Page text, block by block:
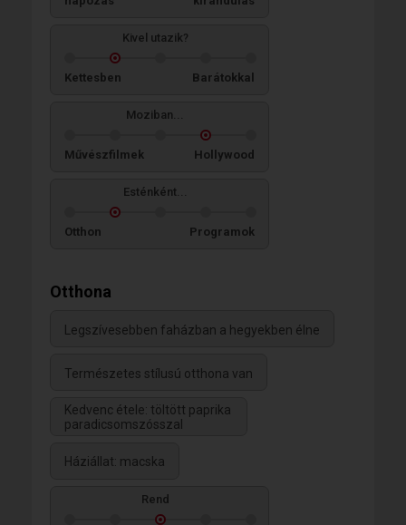
Kivel utazik?
Kettesben Barátokkal
Moziban...
Művészfilmek Hollywood
Esténként...
Otthon Programok
Otthona
Legszívesebben faházban a hegyekben élne
Természetes stílusú otthona van
Kedvenc étele: töltött paprika
paradicsomszósszal
Háziállat: macska
Rend